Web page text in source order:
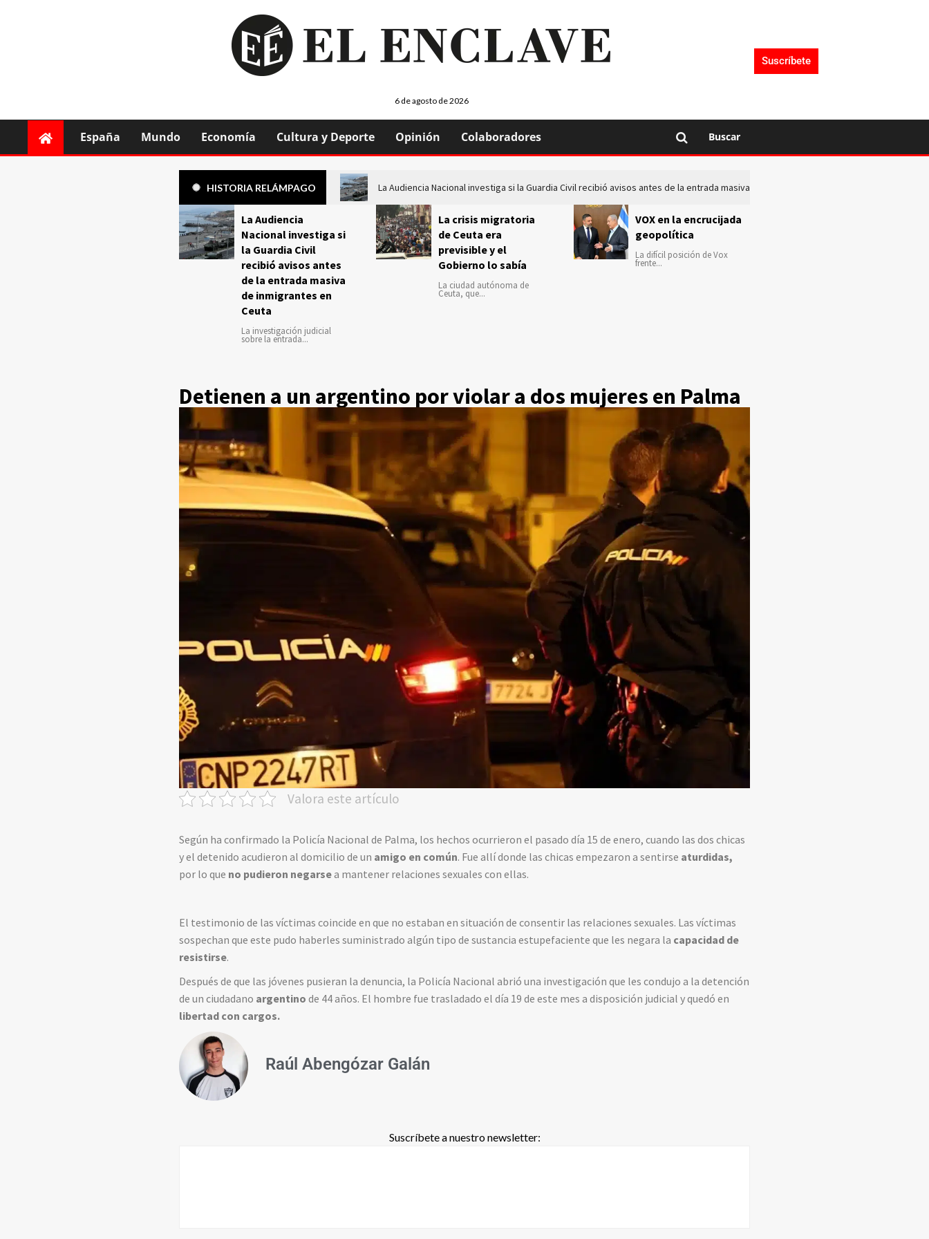
6 de agosto de 2026
Suscríbete
España Mundo Economía Cultura y Deporte Opinión Colaboradores Buscar
HISTORIA RELÁMPAGO La Audiencia Nacional investiga si la Guardia Civil recibió avisos antes de la entrada masiva de inmigrantes en Ceuta
La Audiencia
Nacional investiga si
la Guardia Civil
recibió avisos antes
de la entrada masiva
de inmigrantes en
Ceuta
La investigación judicial
sobre la entrada...
La crisis migratoria
de Ceuta era
previsible y el
Gobierno lo sabía
La ciudad autónoma de
Ceuta, que...
VOX en la encrucijada
geopolítica
La difícil posición de Vox
frente...
Detienen a un argentino por violar a dos mujeres en Palma
Valora este artículo
Según ha confirmado la Policía Nacional de Palma, los hechos ocurrieron el pasado día 15 de enero, cuando las dos chicas
y el detenido acudieron al domicilio de un amigo en común. Fue allí donde las chicas empezaron a sentirse aturdidas,
por lo que no pudieron negarsea mantener relaciones sexuales con ellas.
El testimonio de las víctimas coincide en que no estaban en situación de consentir las relaciones sexuales. Las víctimas
sospechan que este pudo haberles suministrado algún tipo de sustancia estupefaciente que les negara la capacidad de
resistirse.
Después de que las jóvenes pusieran la denuncia, la Policía Nacional abrió una investigación que les condujo a la detención
de un ciudadano argentinode 44 años. El hombre fue trasladado el día 19 de este mes a disposición judicial y quedó en
libertad con cargos.
Raúl Abengózar Galán
Suscríbete a nuestro newsletter: